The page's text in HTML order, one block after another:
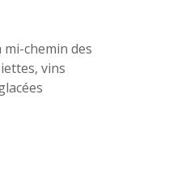
mi-chemin des
vins